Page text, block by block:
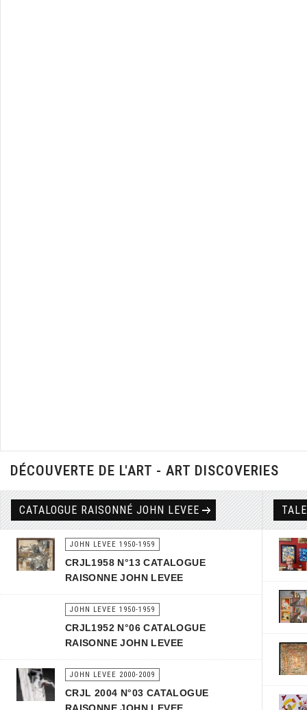
DÉCOUVERTE DE L'ART - ART DISCOVERIES
CATALOGUE RAISONNÉ JOHN LEVEE
JOHN LEVEE 1950-1959
CRJL1958 N°13 CATALOGUE
RAISONNE JOHN LEVEE
JOHN LEVEE 1950-1959
CRJL1952 N°06 CATALOGUE
RAISONNE JOHN LEVEE
JOHN LEVEE 2000-2009
CRJL 2004 N°03 CATALOGUE